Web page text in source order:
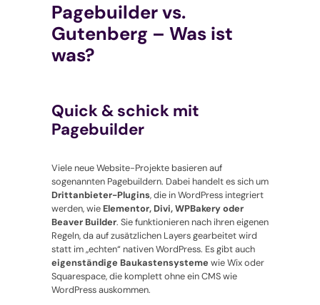
Pagebuilder vs.
Gutenberg – Was ist
was?
Quick & schick mit
Pagebuilder
Viele neue Website-Projekte basieren auf
sogenannten Pagebuildern. Dabei handelt es sich um
Drittanbieter-Plugins, die in WordPress integriert
werden, wie Elementor, Divi, WPBakery oder
Beaver Builder. Sie funktionieren nach ihren eigenen
Regeln, da auf zusätzlichen Layers gearbeitet wird
statt im „echten“ nativen WordPress. Es gibt auch
eigenständige Baukastensysteme wie Wix oder
Squarespace, die komplett ohne ein CMS wie
WordPress auskommen.